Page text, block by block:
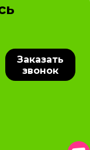
Заказать
звонок